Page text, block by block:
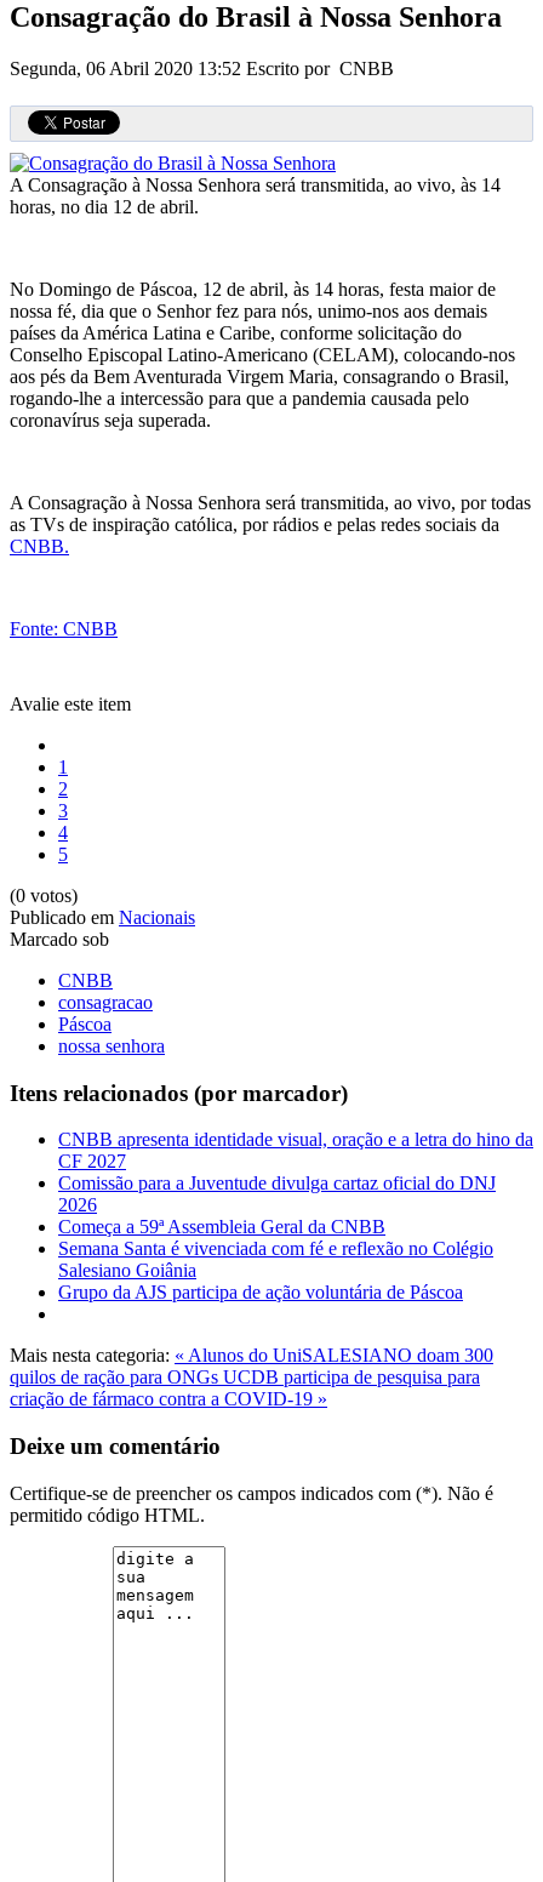
Consagração do Brasil à Nossa Senhora
Segunda, 06 Abril 2020 13:52 Escrito por CNBB
A Consagração à Nossa Senhora será transmitida, ao vivo, às 14
horas, no dia 12 de abril.
No Domingo de Páscoa, 12 de abril, às 14 horas, festa maior de
nossa fé, dia que o Senhor fez para nós, unimo-nos aos demais
países da América Latina e Caribe, conforme solicitação do
Conselho Episcopal Latino-Americano (CELAM), colocando-nos
aos pés da Bem Aventurada Virgem Maria, consagrando o Brasil,
rogando-lhe a intercessão para que a pandemia causada pelo
coronavírus seja superada.
A Consagração à Nossa Senhora será transmitida, ao vivo, por todas
as TVs de inspiração católica, por rádios e pelas redes sociais da
CNBB.
Fonte: CNBB
Avalie este item
1
2
3
4
5
(0 votos)
Publicado em Nacionais
Marcado sob
CNBB
consagracao
Páscoa
nossa senhora
Itens relacionados (por marcador)
CNBB apresenta identidade visual, oração e a letra do hino da
CF 2027
Comissão para a Juventude divulga cartaz oficial do DNJ
2026
Começa a 59ª Assembleia Geral da CNBB
Semana Santa é vivenciada com fé e reflexão no Colégio
Salesiano Goiânia
Grupo da AJS participa de ação voluntária de Páscoa
Mais nesta categoria: « Alunos do UniSALESIANO doam 300
quilos de ração para ONGs UCDB participa de pesquisa para
criação de fármaco contra a COVID-19 »
Deixe um comentário
Certifique-se de preencher os campos indicados com (*). Não é
permitido código HTML.